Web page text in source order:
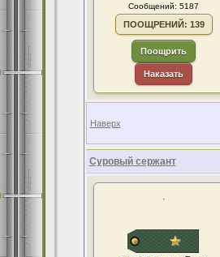
Сообщений: 5187
ПООЩРЕНИЙ: 139
Поощрить
Наказать
Наверх
Суровый сержант
.